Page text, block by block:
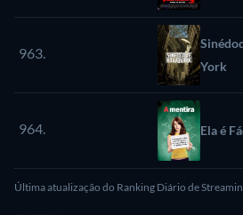
963.
York
964. Ela é
Última atualização do Ranking Diário de